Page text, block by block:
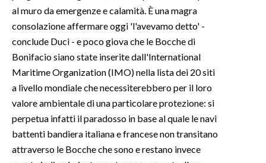
PUBBLICITÀ
SPIAGGE
STORE
al muro da emergenze e calamità. È una magra
consolazione affermare oggi 'l'avevamo detto' -
conclude Duci - e poco giova che le Bocche di
Bonifacio siano state inserite dall'International
Maritime Organization (IMO) nella lista dei 20 siti
a livello mondiale che necessiterebbero per il loro
valore ambientale di una particolare protezione: si
perpetua infatti il paradosso in base al quale le navi
battenti bandiera italiana e francese non transitano
attraverso le Bocche che sono e restano invece